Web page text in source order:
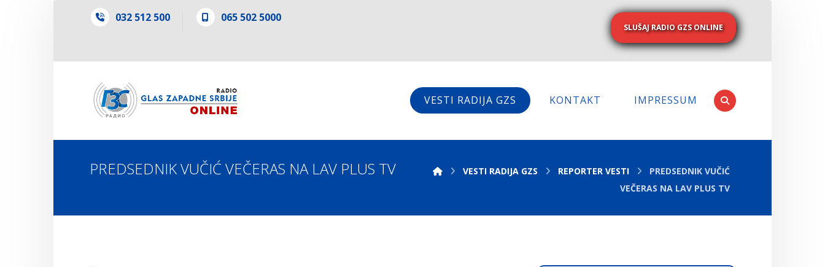
032 512 500 065 502 5000
SLUŠAJ RADIO GZS ONLINE
VESTI RADIJA GZS KONTAKT IMPRESSUM
PREDSEDNIK VUČIĆ VEČERAS NA LAV PLUS TV VESTI RADIJA GZS REPORTER VESTI
PREDSEDNIK VUČIĆ
VEČERAS NA LAV PLUS TV